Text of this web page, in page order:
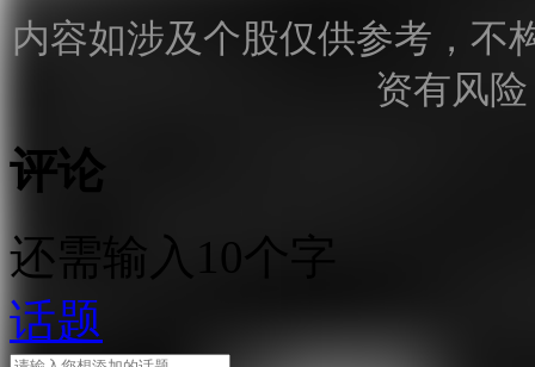
内容如涉及个股仅供参考，不
资有风
评论
还需输入10个字
话题